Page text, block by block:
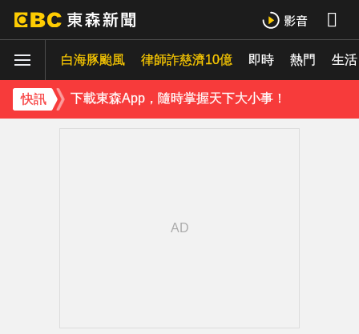
白海豚颱風 律師詐慈濟10億 即時 熱門 生活
快訊
下載東森App，隨時掌握天下大小事！